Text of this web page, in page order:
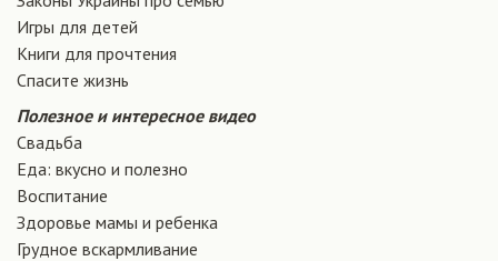
Игры для детей
Книги для прочтения
Спасите жизнь
Полезное и интересное видео
Свадьба
Еда: вкусно и полезно
Воспитание
Здоровье мамы и ребенка
Грудное вскармливание